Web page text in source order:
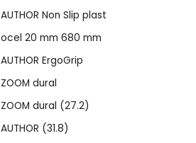
AUTHOR Non Slip plast
ocel 20 mm 680 mm
AUTHOR ErgoGrip
ZOOM dural
ZOOM dural (27.2)
AUTHOR (31.8)